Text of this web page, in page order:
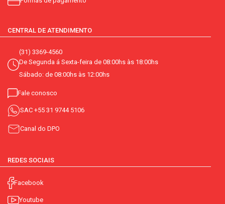
CENTRAL DE ATENDIMENTO
(31) 3369-4560
De Segunda á Sexta-feira de 08:00hs às 18:00hs
Sábado: de 08:00hs às 12:00hs
Fale conosco
SAC +55 31 9744 5106
Canal do DPO
REDES SOCIAIS
Facebook
Youtube